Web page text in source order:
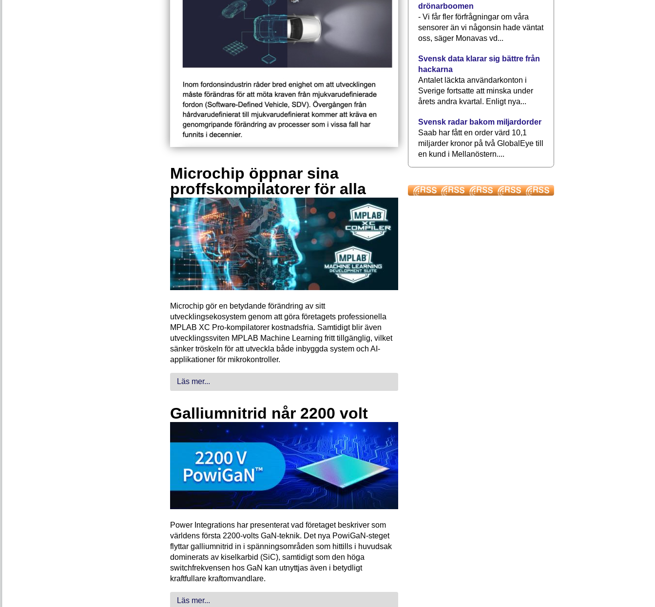
Microchip öppnar sina
proffskompilatorer för alla
Microchip gör en betydande förändring av sitt
utvecklingsekosystem genom att göra företagets professionella
MPLAB XC Pro-kompilatorer kostnadsfria. Samtidigt blir även
utvecklingssviten MPLAB Machine Learning fritt tillgänglig, vilket
sänker tröskeln för att utveckla både inbyggda system och AI-
applikationer för mikrokontroller.
Läs mer...
Galliumnitrid når 2200 volt
Power Integrations har presenterat vad företaget beskriver som
världens första 2200-volts GaN-teknik. Det nya PowiGaN-steget
flyttar galliumnitrid in i spänningsområden som hittills i huvudsak
dominerats av kiselkarbid (SiC), samtidigt som den höga
switchfrekvensen hos GaN kan utnyttjas även i betydligt
kraftfullare kraftomvandlare.
Läs mer...
drönarboomen
- Vi får fler förfrågningar om våra
sensorer än vi någonsin hade väntat
oss, säger Monavas vd...
Svensk data klarar sig bättre från
hackarna
Antalet läckta användarkonton i
Sverige fortsatte att minska under
årets andra kvartal. Enligt nya...
Svensk radar bakom miljardorder
Saab har fått en order värd 10,1
miljarder kronor på två GlobalEye till
en kund i Mellanöstern....